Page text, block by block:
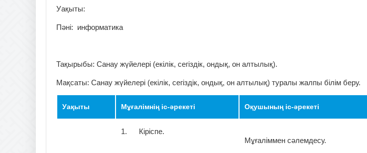
Уақыты:
Пәні: информатика
Тақырыбы: Санау жүйелері (екілік, сегіздік, ондық, он алтылық).
Мақсаты: Санау жүйелері (екілік, сегіздік, ондық, он алтылық) туралы жалпы білім беру.
Уақыты Мұғалімнің іс-әрекеті Оқушының іс-әрекеті
1. Кіріспе.
Мұғаліммен сәлемдесу.